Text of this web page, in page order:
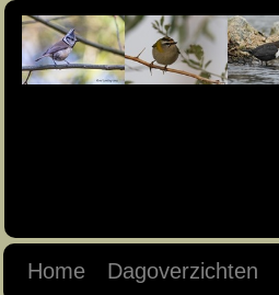
Home Dagoverzichten